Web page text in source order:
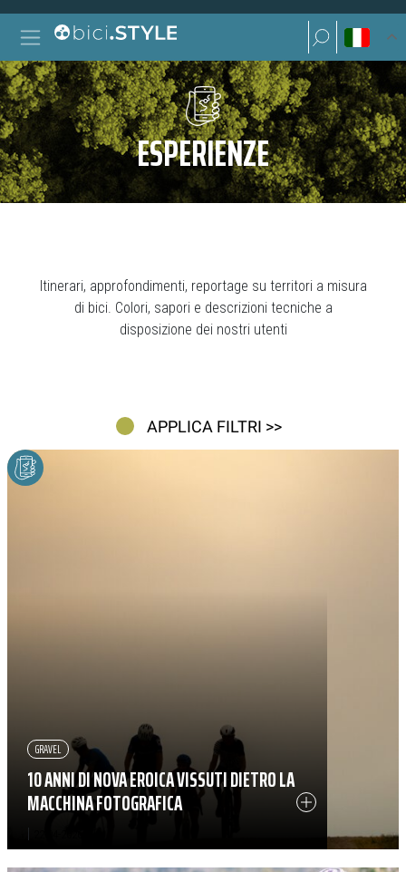
Vai al contenuto
Navigazione principale
Ricerca per:
Ricerca per:
ESPERIENZE
Itinerari, approfondimenti, reportage su territori a misura
di bici. Colori, sapori e descrizioni tecniche a
disposizione dei nostri utenti
APPLICA FILTRI >>
10 ANNI DI NOVA EROICA VISSUTI DIETRO LA
MACCHINA FOTOGRAFICA
GRAVEL